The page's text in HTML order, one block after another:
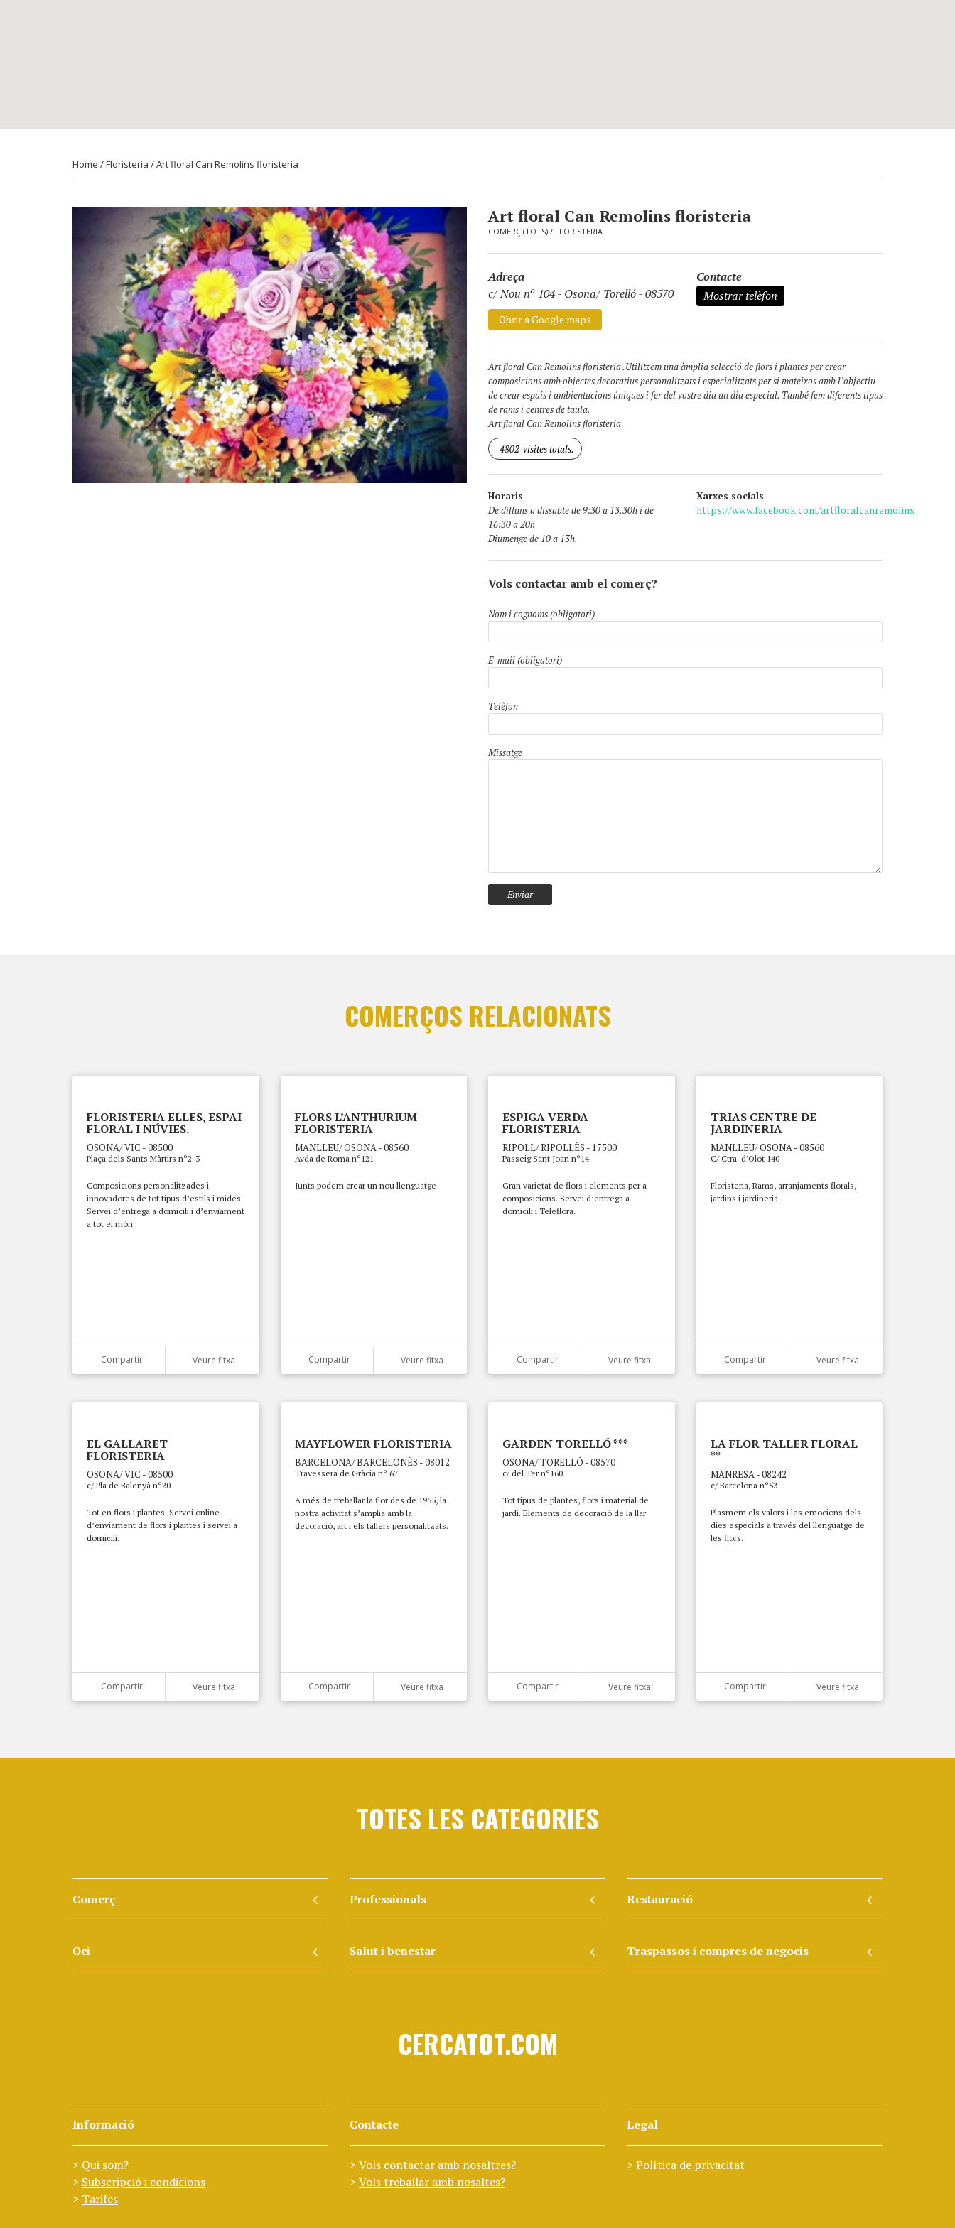
Home /Floristeria / Art floral Can Remolins floristeria
Art floral Can Remolins floristeria
COMERÇ (TOTS) / FLORISTERIA
Adreça
c/ Nou nº 104- Osona/ Torelló - 08570
Obrir a Google maps
Contacte
Mostrar telèfon
Art floral Can Remolins floristeria .Utilitzem una àmplia selecció de flors i plantes per crear
composicions amb objectes decoratius personalitzats i especialitzats per si mateixos amb l’objectiu
de crear espais i ambientacions úniques i fer del vostre dia un dia especial. També fem diferents tipus
de rams i centres de taula.
Art floral Can Remolins floristeria
4802 visites totals.
Horaris
De dilluns a dissabte de 9:30 a 13.30h i de
16:30 a 20h
Diumenge de 10 a 13h.
Xarxes socials
https://www.facebook.com/artfloralcanremolins
Vols contactar amb el comerç?
Nom i cognoms (obligatori)
E-mail (obligatori)
Telèfon
Missatge
COMERÇOS RELACIONATS
FLORISTERIA ELLES, ESPAI
FLORAL I NÚVIES.
OSONA/ VIC - 08500
Plaça dels Sants Màrtirs nº2-3
Composicions personalitzades i
innovadores de tot tipus d’estils i mides.
Servei d’entrega a domicili i d’enviament
a tot el món.
Compartir Veure fitxa
FLORS L’ANTHURIUM
FLORISTERIA
MANLLEU/ OSONA - 08560
Avda de Roma nº121
Junts podem crear un nou llenguatge
Compartir Veure fitxa
ESPIGA VERDA
FLORISTERIA
RIPOLL/ RIPOLLÈS - 17500
Passeig Sant Joan nº14
Gran varietat de flors i elements per a
composicions. Servei d’entrega a
domicili i Teleflora.
Compartir Veure fitxa
TRIAS CENTRE DE
JARDINERIA
MANLLEU/ OSONA - 08560
C/ Ctra. d'Olot 140
Floristeria, Rams, arranjaments florals,
jardins i jardineria.
Compartir Veure fitxa
EL GALLARET
FLORISTERIA
OSONA/ VIC - 08500
c/ Pla de Balenyà nº20
Tot en flors i plantes. Servei online
d’enviament de flors i plantes i servei a
domicili.
Compartir Veure fitxa
MAYFLOWER FLORISTERIA
BARCELONA/ BARCELONÈS - 08012
Travessera de Gràcia nº 67
A més de treballar la flor des de 1955, la
nostra activitat s’amplia amb la
decoració, art i els tallers personalitzats.
Compartir Veure fitxa
GARDEN TORELLÓ ***
OSONA/ TORELLÓ - 08570
c/ del Ter nº160
Tot tipus de plantes, flors i material de
jardí. Elements de decoració de la llar.
Compartir Veure fitxa
LA FLOR TALLER FLORAL
**
MANRESA - 08242
c/ Barcelona nº52
Plasmem els valors i les emocions dels
dies especials a través del llenguatge de
les flors.
Compartir Veure fitxa
TOTES LES CATEGORIES
Comerç
Oci
Professionals
Salut i benestar
Restauració
Traspassos i compres de negocis
CERCATOT.COM
Informació
Qui som?
Subscripció i condicions
Tarifes
Contacte
Vols contactar amb nosaltres?
Vols treballar amb nosaltes?
Legal
Política de privacitat